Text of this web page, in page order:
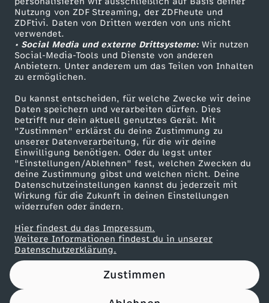
Nutzung von ZDF Streaming, der ZDFheute und
ZDFtivi. Daten von Dritten werden von uns nicht
verwendet.
• Social Media und externe Drittsysteme:Wir nutzen
Social-Media-Tools und Dienste von anderen
Anbietern. Unter anderem um das Teilen von Inhalten
zu ermöglichen.
Du kannst entscheiden, für welche Zwecke wir deine
Daten speichern und verarbeiten dürfen. Dies
betrifft nur dein aktuell genutztes Gerät. Mit
"Zustimmen" erklärst du deine Zustimmung zu
unserer Datenverarbeitung, für die wir deine
Einwilligung benötigen. Oder du legst unter
"Einstellungen/Ablehnen" fest, welchen Zwecken du
deine Zustimmung gibst und welchen nicht. Deine
Datenschutzeinstellungen kannst du jederzeit mit
Wirkung für die Zukunft in deinen Einstellungen
widerrufen oder ändern.
Hier findest du das Impressum.
Weitere Informationen findest du in unserer
Datenschutzerklärung.
Zustimmen
e
P
O
L
I
Z
E
I
j
ZDF Unternehmen
Karriere
ZDF goes Schule
Werbefernsehen
Mainzelmännchen
Partner